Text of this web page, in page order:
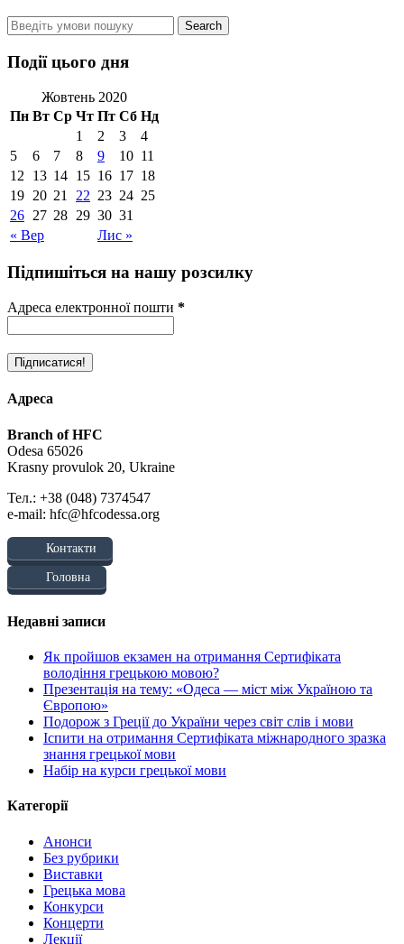
Події цього дня
Жовтень 2020
Пн Вт Ср Чт Пт Сб Нд
« Вер Лис »
1 2 3
4
5
6 7 8 9 10 11
12
13 14 15 16 17 18
19 20 21 22 23 24 25
26 27 28 29 30 31
Підпишіться на нашу розсилку
Адреса електронної пошти *
Адреса
Branch of HFC
Odesa 65026
Krasny provulok 20, Ukraine
Тел.: +38 (048) 7374547
e-mail: hfc@hfcodessa.org
Контакти
Головна
Недавні записи
Як пройшов екзамен на отримання Сертифіката
володіння грецькою мовою?
Презентація на тему: «Одеса — міст між Україною та
Європою»
Подорож з Греції до України через світ слів і мови
Іспити на отримання Сертифіката міжнародного зразка
знання грецької мови
Набір на курси грецької мови
Категорії
Анонси
Без рубрики
Виставки
Грецька мова
Конкурси
Концерти
Лекції